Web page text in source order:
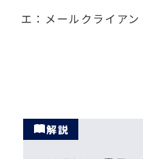
エ：メールクライア
解説